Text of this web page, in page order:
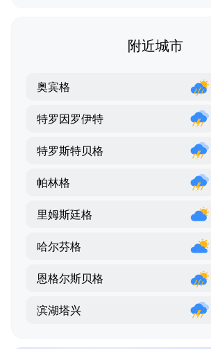
附近城市
奥宾格
特罗因罗伊特
特罗斯特贝格
帕林格
里姆斯廷格
哈尔芬格
恩格尔斯贝格
滨湖塔兴